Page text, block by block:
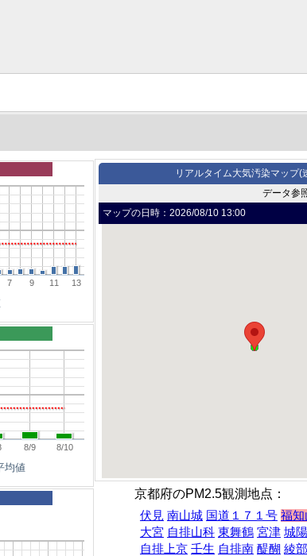
7 9 11 13
8/9 8/10
均値
リアルタイム大気汚染マップ(
データ参
マップの日時： 2026/08/10 13:00
京都府のPM2.5観測地点：
伏見 南山城 国道１７１号 福知
大宮 自排山科 東舞鶴 宮津 城陽
自排上京 壬生 自排南 醍醐 綾部